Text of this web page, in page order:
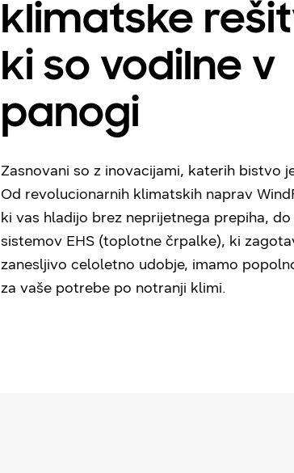
klimatske
ki so vodilne v
panogi
Zasnovani so z inovacijami, katerih bistvo
Od revolucionarnih klimatskih naprav
ki vas hladijo brez neprijetnega prepiha, do
sistemov EHS (toplotne črpalke), ki
zanesljivo celoletno udobje, imamo
za vaše potrebe po notranji klimi.